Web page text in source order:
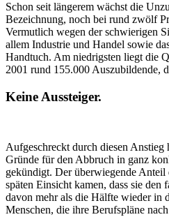
Schon seit längerem wächst die
Bezeichnung, noch bei rund zwölf
Vermutlich wegen der schwierigen
allem Industrie und Handel sowie
Handtuch. Am niedrigsten liegt die
2001 rund 155.000 Auszubildende,
Keine Aussteiger.
Aufgeschreckt durch diesen
Gründe für den Abbruch in ganz
gekündigt. Der überwiegende Anteil
späten Einsicht kamen, dass sie
davon mehr als die Hälfte wieder in
Menschen, die ihre Berufspläne